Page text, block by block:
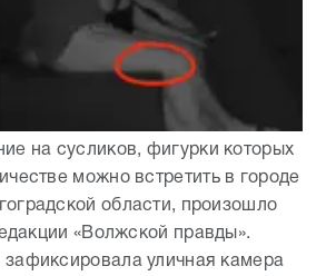
на сусликов, фигурки которых
можно встретить в городе
области, произошло
«Волжской правды».
зафиксировала уличная камера